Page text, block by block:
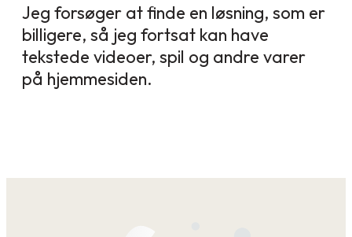
Jeg forsøger at finde en løsning, som er
billigere, så jeg fortsat kan have
tekstede videoer, spil og andre varer
på hjemmesiden.